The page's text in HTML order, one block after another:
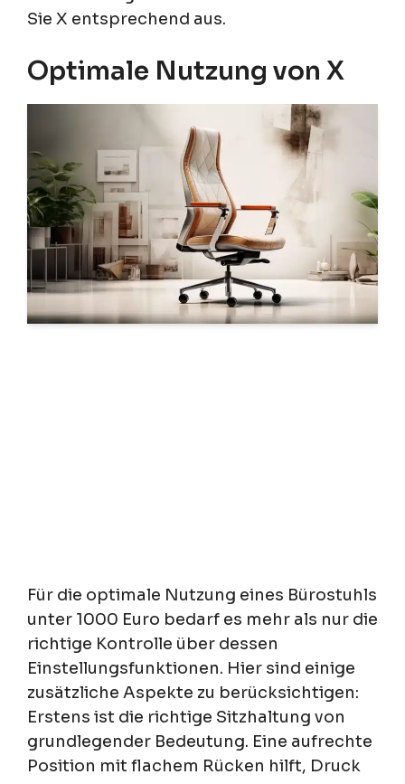
Sie X entsprechend aus.
Optimale Nutzung von X
Für die optimale Nutzung eines Bürostuhls
unter 1000 Euro bedarf es mehr als nur die
richtige Kontrolle über dessen
Einstellungsfunktionen. Hier sind einige
zusätzliche Aspekte zu berücksichtigen:
Erstens ist die richtige Sitzhaltung von
grundlegender Bedeutung. Eine aufrechte
Position mit flachem Rücken hilft, Druck